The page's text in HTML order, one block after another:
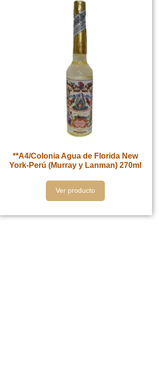
**A4/Colonia Agua de Florida New
York-Perú (Murray y Lanman) 270ml
Ver producto